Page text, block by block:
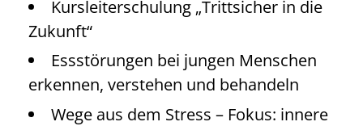
Kursleiterschulung „Trittsicher in die
Zukunft“
Essstörungen bei jungen Menschen
erkennen, verstehen und behandeln
Wege aus dem Stress – Fokus: innere